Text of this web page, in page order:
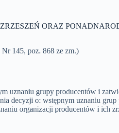
ORAZ
145, poz. 868 ze zm.)
uznaniu grupy producentów i
decyzji o: wstępnym uznaniu
organizacji producentów i ich